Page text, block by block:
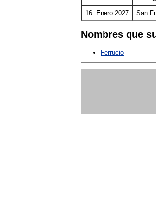
16. Enero 2027 San
Nombres que
Ferrucio